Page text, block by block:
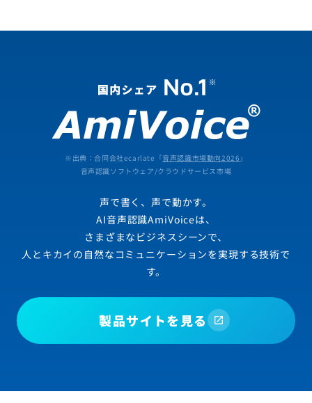
※出典：合同会社ecarlate「音声認識市場動向2026 」
音声認識ソフトウェア/クラウドサービス市場
声で書く、声で動かす。
AI音声認識AmiVoiceは、
さまざまなビジネスシーンで、
人とキカイの自然なコミュニケーションを実現する技術で
す。
製品サイトを見る